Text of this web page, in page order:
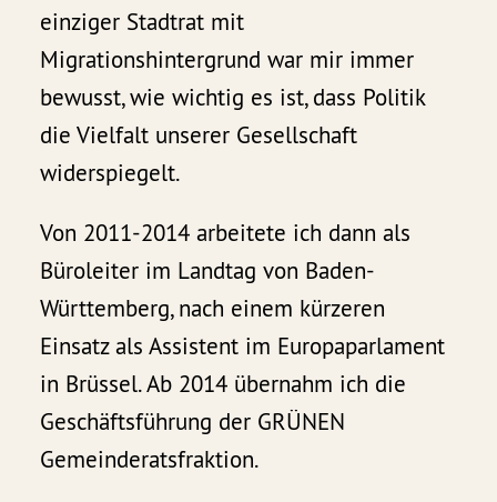
einziger Stadtrat mit
Migrationshintergrund war mir immer
bewusst, wie wichtig es ist, dass Politik
die Vielfalt unserer Gesellschaft
widerspiegelt.
Von 2011-2014 arbeitete ich dann als
Büroleiter im Landtag von Baden-
Württemberg, nach einem kürzeren
Einsatz als Assistent im Europaparlament
in Brüssel. Ab 2014 übernahm ich die
Geschäftsführung der GRÜNEN
Gemeinderatsfraktion.